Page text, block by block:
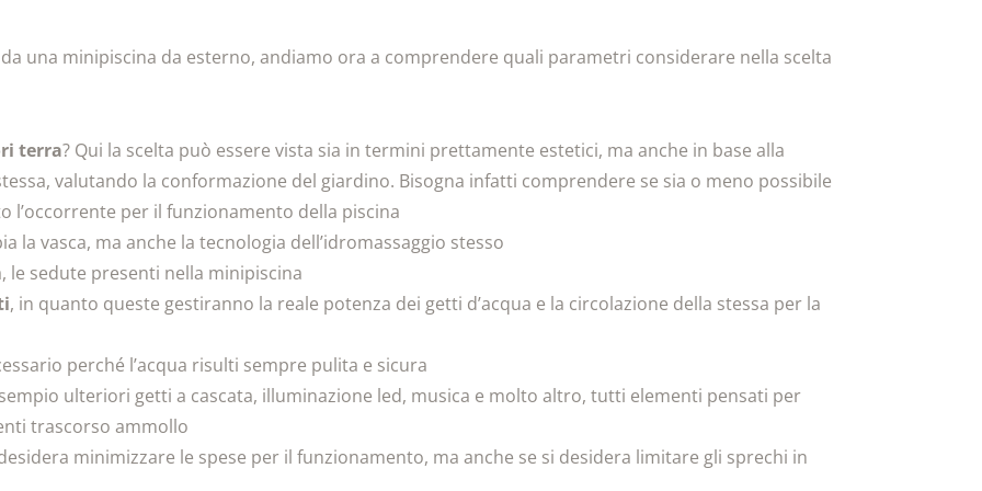
una minipiscina da esterno, andiamo ora a comprendere quali parametri considerare nella scelta
terra? Qui la scelta può essere vista sia in termini prettamente estetici, ma anche in base alla
valutando la conformazione del giardino. Bisogna infatti comprendere se sia o meno possibile
l’occorrente per il funzionamento della piscina
la vasca, ma anche la tecnologia dell’idromassaggio stesso
le sedute presenti nella minipiscina
, in quanto queste gestiranno la reale potenza dei getti d’acqua e la circolazione della stessa per la
perché l’acqua risulti sempre pulita e sicura
ulteriori getti a cascata, illuminazione led, musica e molto altro, tutti elementi pensati per
trascorso ammollo
minimizzare le spese per il funzionamento, ma anche se si desidera limitare gli sprechi in